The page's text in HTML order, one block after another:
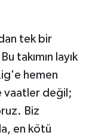
tek bir
takımın layık
hemen
vaatler değil;
Biz
en kötü